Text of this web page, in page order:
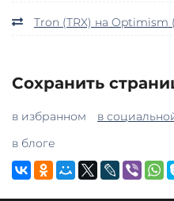
Tron (TRX) на Optimism
Сохранить
в избранном в
в блоге